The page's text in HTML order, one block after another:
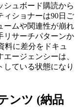
シュボード購読から
ィショナーは90日ご
ームや関連性が崩れ
リサーチパターンか
料に差分をドキュ
ージェンシーは、
ている状態になり
ンツ (納品